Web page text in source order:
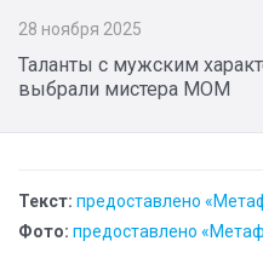
28 ноября 2025
Таланты с мужским
выбрали мистера МОМ
Текст: предоставлено
Фото: предоставлено